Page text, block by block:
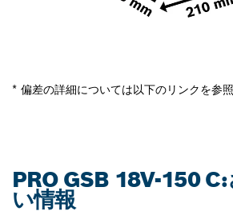
* 偏差の詳細については以下のリンクを参
PRO GSB 18V-150
い情報